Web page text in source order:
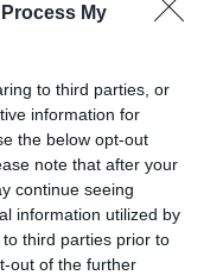
My
to third parties, or
information for
the below opt-out
note that after your
continue seeing
information utilized by
third parties prior to
out of the further
dos caminos:
la ley o enfrentar la
por encima de
de la invasión de